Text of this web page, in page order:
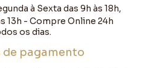
à Sexta das 9h às 18h,
13h - Compre Online 24h
os dias.
de pagamento